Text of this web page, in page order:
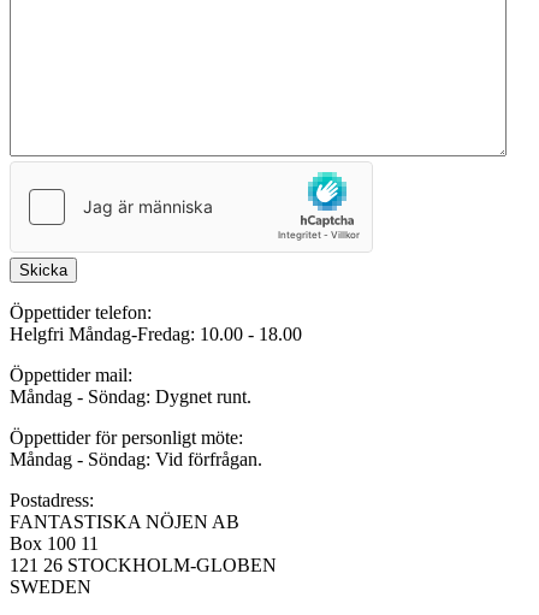
Skicka
Öppettider telefon:
Helgfri Måndag-Fredag: 10.00 - 18.00
Öppettider mail:
Måndag - Söndag: Dygnet runt.
Öppettider för personligt möte:
Måndag - Söndag: Vid förfrågan.
Postadress:
FANTASTISKA NÖJEN AB
Box 100 11
121 26 STOCKHOLM-GLOBEN
SWEDEN